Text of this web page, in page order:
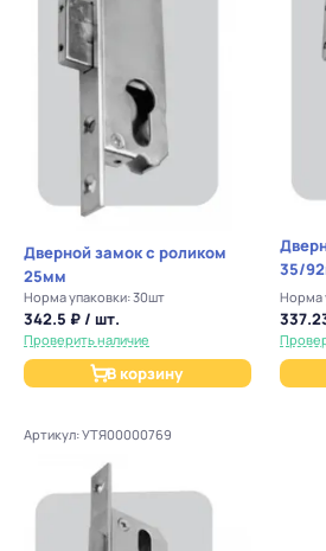
Дверной замок с роликом
25мм
Норма упаковки: 30шт
342.5 ₽ / шт.
Проверить наличие
В корзину
35/
Норма
Артикул: УТЯ00000769